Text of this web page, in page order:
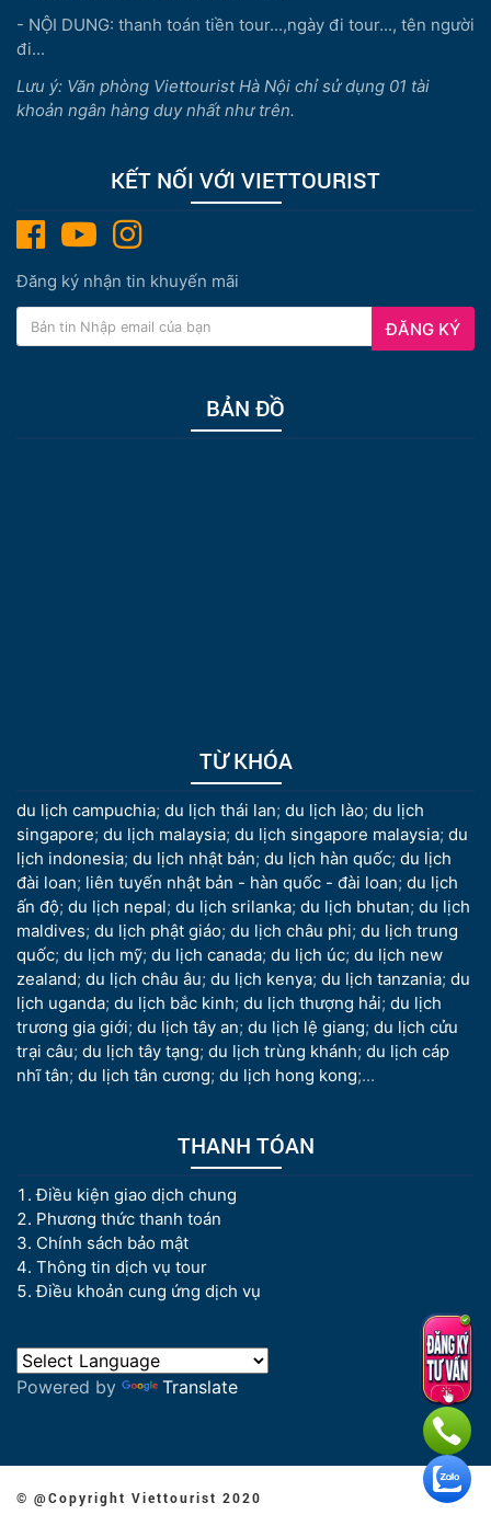
- NỘI DUNG: thanh toán tiền tour...,ngày đi tour..., tên người
đi...
Lưu ý: Văn phòng Viettourist Hà Nội chỉ sử dụng 01 tài
khoản ngân hàng duy nhất như trên.
KẾT NỐI VỚI VIETTOURIST
Đăng ký nhận tin khuyến mãi
ĐĂNG KÝ
BẢN ĐỒ
TỪ KHÓA
du lịch campuchia; du lịch thái lan; du lịch lào; du lịch
singapore; du lịch malaysia; du lịch singapore malaysia; du
lịch indonesia; du lịch nhật bản; du lịch hàn quốc; du lịch
đài loan; liên tuyến nhật bản - hàn quốc - đài loan; du lịch
ấn độ; du lịch nepal; du lịch srilanka; du lịch bhutan; du lịch
maldives; du lịch phật giáo; du lịch châu phi; du lịch trung
quốc; du lịch mỹ; du lịch canada; du lịch úc; du lịch new
zealand; du lịch châu âu; du lịch kenya; du lịch tanzania; du
lịch uganda; du lịch bắc kinh; du lịch thượng hải; du lịch
trương gia giới; du lịch tây an; du lịch lệ giang; du lịch cửu
trại câu; du lịch tây tạng; du lịch trùng khánh; du lịch cáp
nhĩ tân; du lịch tân cương; du lịch hong kong;...
THANH TÓAN
Điều kiện giao dịch chung
Phương thức thanh toán
Chính sách bảo mật
Thông tin dịch vụ tour
Điều khoản cung ứng dịch vụ
Powered by Translate
© @Copyright Viettourist 2020